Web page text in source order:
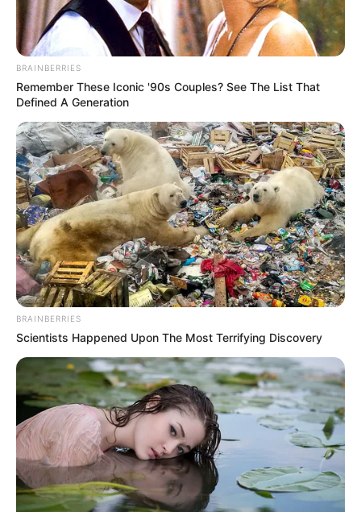
BRAINBERRIES
Remember These Iconic '90s Couples? See The List That
Defined A Generation
BRAINBERRIES
Scientists Happened Upon The Most Terrifying Discovery